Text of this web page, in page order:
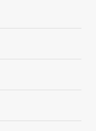
Lingen
Nachrichten
und Preisen